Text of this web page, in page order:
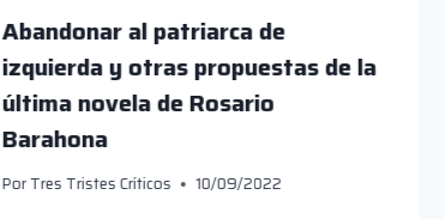
Abandonar al patriarca de
izquierda y otras propuestas de la
última novela de Rosario
Barahona
PorTres Tristes Críticos 10/09/2022